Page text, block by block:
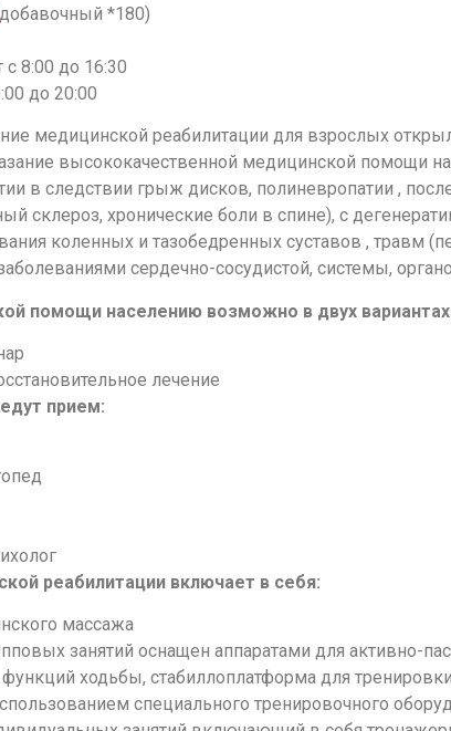
*180)
8:00 до 16:30
до 20:00
медицинской реабилитации для взрослых
высококачественной медицинской помощи
в следствии грыж дисков, полиневропатии ,
склероз, хронические боли в спине), с
коленных и тазобедренных суставов , травм
сердечно-сосудистой, системы,
помощи населению возможно в двух
лечение
прием:
реабилитации включает в себя:
массажа
занятий оснащен аппаратами для активно-
ходьбы, стабиллоплатформа для
специального тренировочного